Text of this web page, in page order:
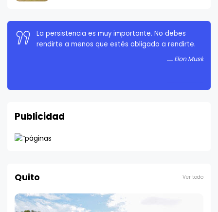
La persistencia es muy importante. No debes
rendirte a menos que estés obligado a rendirte.
Elon Musk
Publicidad
Quito Ver todo